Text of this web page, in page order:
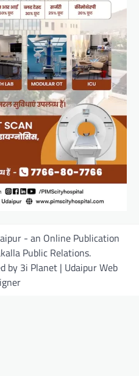
- an Online Publication
Public Relations.
by 3i Planet | Udaipur Web